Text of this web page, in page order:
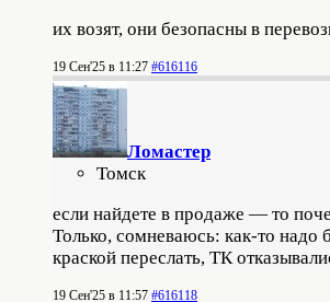
их возят, они безопасны в
19 Сен'25 в 11:27 #616116
Ломастер
Томск
если найдете в продаже — то
Только, сомневаюсь: как-то надо
краской переслать, ТК
19 Сен'25 в 11:57 #616118